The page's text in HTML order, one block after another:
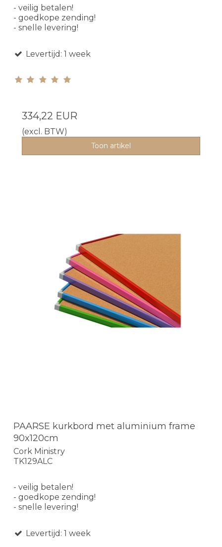
- veilig betalen!
- goedkope zending!
- snelle levering!
Levertijd: 1 week
334,22 EUR
(excl. BTW)
Toon artikel
PAARSE kurkbord met aluminium frame
90x120cm
Cork Ministry
TK129ALC
- veilig betalen!
- goedkope zending!
- snelle levering!
Levertijd: 1 week